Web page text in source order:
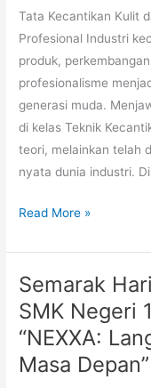
Tata Kecantikan Kulit
Profesional Industri
produk,
profesionalisme
generasi muda.
di kelas Teknik
teori, melainkan telah
nyata dunia industri.
Sejak
di
Kelas,
Giat
Belaja
Murid
TKKR
Read More »
Semarak
SMK Negeri
“NEXXA:
Masa Depan”
Semarak
Hari
Tahun
ke-